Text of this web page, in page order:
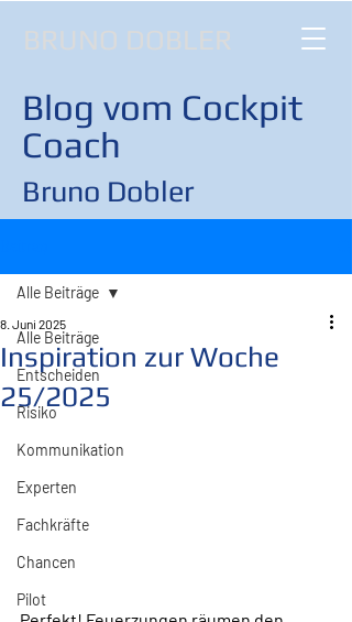
BRUNO DOBLER
Blog vom Cockpit
Coach
Bruno Dobler
Alle Beiträge
Entscheiden
Risiko
Kommunikation
Experten
Fachkräfte
Chancen
Pilot
Alle Beiträge
Inspiration zur Woche
25/2025
8. Juni 2025